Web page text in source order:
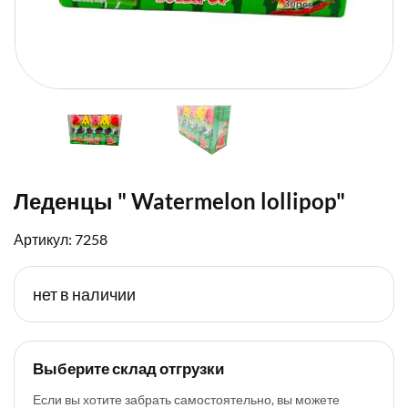
Леденцы " Watermelon lollipop"
Артикул: 7258
нет в наличии
Выберите склад отгрузки
Если вы хотите забрать самостоятельно, вы можете